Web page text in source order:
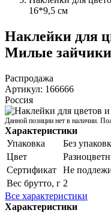
16*9,5 см
Наклейки для
Милые
Распродажа
Артикул: 166666
Россия
Данной позиции нет в наличии.
Характеристики
Упаковка
Без
Цвет
Сертификат
Не
Вес брутто, г 2
Все характеристики
Характеристики